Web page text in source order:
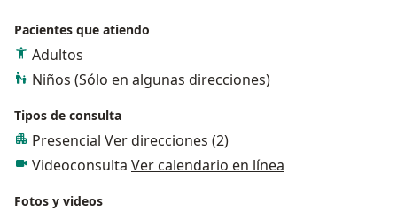
Pacientes que atiendo
Adultos
Niños (Sólo en algunas direcciones)
Tipos de consulta
Presencial Ver direcciones (2)
Videoconsulta Ver calendario en línea
Fotos y videos